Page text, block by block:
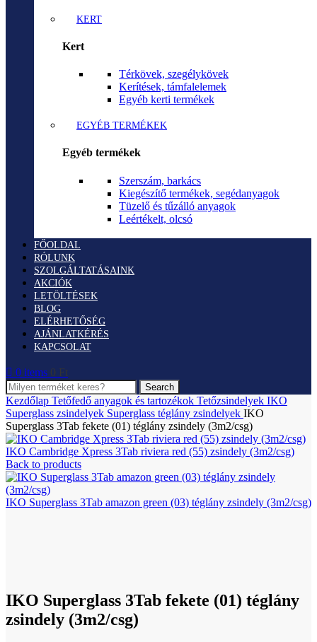
KERT
Kert
Térkövek, szegélykövek
Kerítések, támfalelemek
Egyéb kerti termékek
EGYÉB TERMÉKEK
Egyéb termékek
Szerszám, barkács
Kiegészítő termékek, segédanyagok
Tüzelő és tűzálló anyagok
Leértékelt, olcsó
FŐOLDAL
RÓLUNK
SZOLGÁLTATÁSAINK
AKCIÓK
LETÖLTÉSEK
BLOG
ELÉRHETŐSÉG
AJÁNLATKÉRÉS
KAPCSOLAT
0 items 0 Ft
Search
Kezdőlap Tetőfedő anyagok és tartozékok Tetőzsindelyek IKO
Superglass zsindelyek Superglass téglány zsindelyek IKO
Superglass 3Tab fekete (01) téglány zsindely (3m2/csg)
IKO Cambridge Xpress 3Tab riviera red (55) zsindely (3m2/csg)
Back to products
IKO Superglass 3Tab amazon green (03) téglány zsindely (3m2/csg)
IKO Superglass 3Tab fekete (01) téglány
zsindely (3m2/csg)